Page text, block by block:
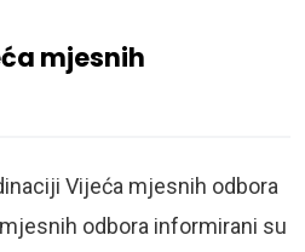
mjesnih
Vijeća mjesnih odbora
odbora informirani su